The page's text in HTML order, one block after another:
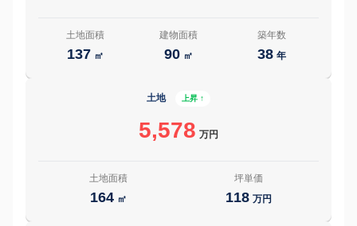
土地面積
137 ㎡
建物面積
90 ㎡
築年数
38 年
土地 上昇 ↑
5,578 万円
土地面積
164 ㎡
坪単価
118 万円